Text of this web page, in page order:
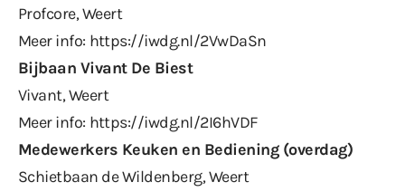
Profcore, Weert
Meer info: https://iwdg.nl/2VwDaSn
Bijbaan Vivant De Biest
Vivant, Weert
Meer info: https://iwdg.nl/2I6hVDF
Medewerkers Keuken en Bediening (overdag)
Schietbaan de Wildenberg, Weert